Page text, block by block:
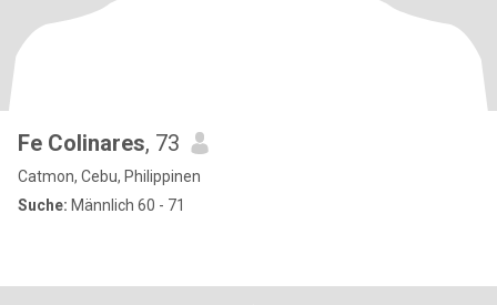
Fe Colinares, 73
Catmon, Cebu, Philippinen
Suche: Männlich 60 - 71